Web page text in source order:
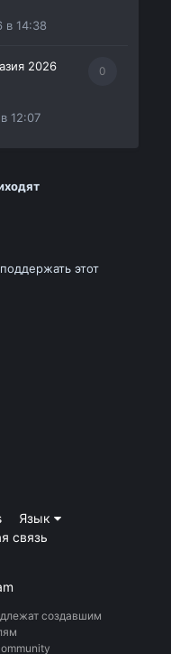
в 14:38
0
2026
12:07
этот
Язык
связь
создавшим